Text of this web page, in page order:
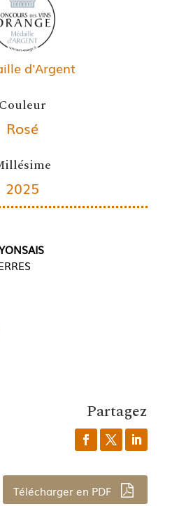
d'Argent
Couleur
Rosé
2025
Partagez
Télécharger en PDF